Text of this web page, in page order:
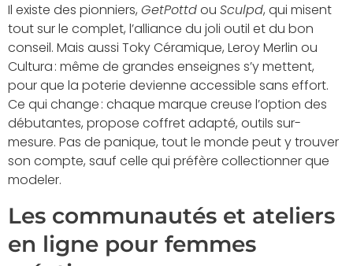
Il existe des pionniers, GetPottdou Sculpd, qui misent
tout sur le complet, l’alliance du joli outil et du bon
conseil. Mais aussi Toky Céramique, Leroy Merlin ou
Cultura : même de grandes enseignes s’y mettent,
pour que la poterie devienne accessible sans effort.
Ce qui change : chaque marque creuse l’option des
débutantes, propose coffret adapté, outils sur-
mesure. Pas de panique, tout le monde peut y trouver
son compte, sauf celle qui préfère collectionner que
modeler.
Les communautés et ateliers
en ligne pour femmes